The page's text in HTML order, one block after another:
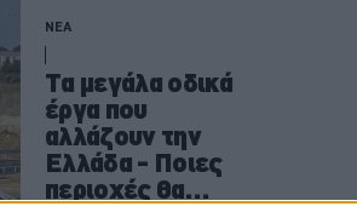
ΝΕΑ
Tα μεγάλα οδικά
έργα που
αλλάζουν την
Ελλάδα - Ποιες
περιοχές θα